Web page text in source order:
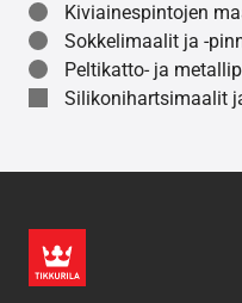
Kiviainespintojen
Sokkelimaalit ja -
Peltikatto- ja
Silikonihartsimaalit